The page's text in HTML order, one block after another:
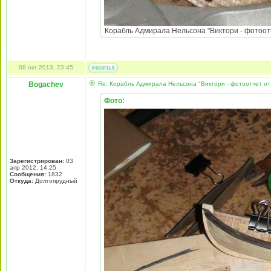
Корабль Адмирала Нельсона "Виктори -
08 окт 2013, 23:45
Bogachev
Зарегистрирован: 03
апр 2012, 14:25
Сообщения: 1832
Откуда: Долгопрудный
Re: Корабль Адмирала Нельсона "Виктори - фотоотчет
Фото: